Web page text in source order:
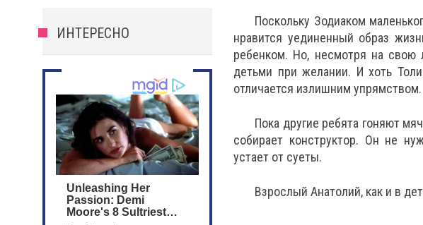
ИНТЕРЕСНО
Поскольку Зодиаком
нравится уединенный образ
ребенком. Но, несмотря на свою
детьми при желании. И хоть
отличается излишним упрямством.
Пока другие ребята гоняют
собирает конструктор. Он не
устает от суеты.
Взрослый Анатолий, как и в